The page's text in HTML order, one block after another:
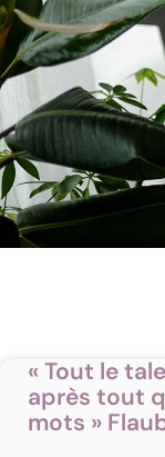
« Tout le
après tout
mots »